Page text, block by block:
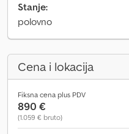
Stanje:
polovno
Cena i lokacija
Fiksna cena plus PDV
890 €
(1.059 € bruto)